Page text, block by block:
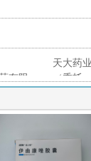
天大药
3M中国有限公司（实际生产企业：上海西西艾尔启东日用化学品有限公司
Abbott
Alcon